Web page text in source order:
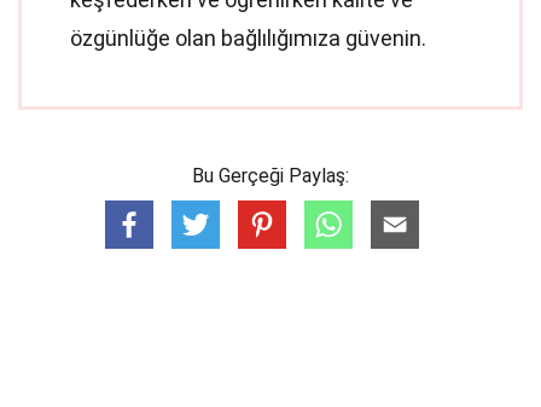
özgünlüğe olan bağlılığımıza güvenin.
Bu Gerçeği Paylaş: